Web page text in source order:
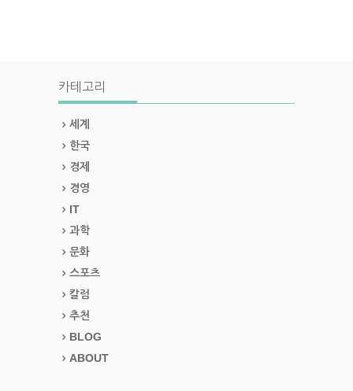
카테고리
세계
한국
경제
경영
IT
과학
문화
스포츠
칼럼
추천
BLOG
ABOUT